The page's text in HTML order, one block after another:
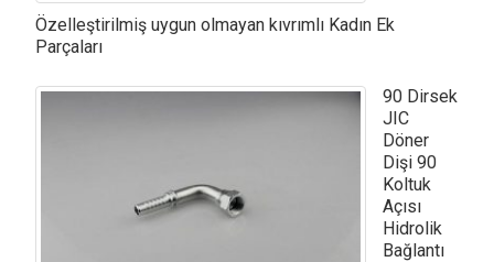
Özelleştirilmiş uygun olmayan kıvrımlı Kadın Ek
Parçaları
90 Dirsek
JIC
Döner
Dişi 90
Koltuk
Açısı
Hidrolik
Bağlantı